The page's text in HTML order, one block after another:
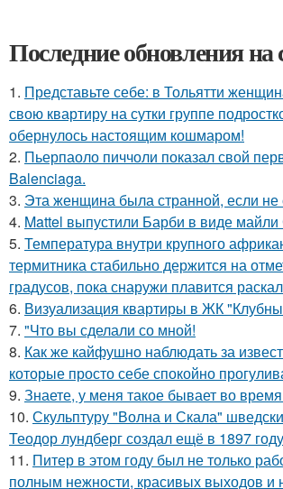
Последние обновления на
1. Представьте себе: в Тольятти
свою квартиру на сутки группе
обернулось настоящим кошмаром!
2. Пьерпаоло пиччоли показал свой
Balenciaga.
3. Эта женщина была странной, если не
4. Mattel выпустили Барби в виде майли
5. Температура внутри крупного
термитника стабильно держится на
градусов, пока снаружи плавится
6. Визуализация квартиры в ЖК
7. "Что вы сделали со мной!
8. Как же кайфушно наблюдать за
которые просто себе спокойно
9. Знаете, у меня такое бывает во время
10. Скульптуру "Волна и Скала"
Теодор лундберг создал ещё в 1897
11. Питер в этом году был не только
полным нежности, красивых выходов и